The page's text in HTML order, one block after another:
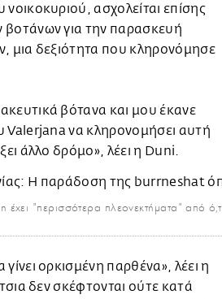
ασχολείται επίσης
βοτάνων για την παρασκευή
μια δεξιότητα που κληρονόμησε
βότανα και μου έκανε
Valerjana να κληρονομήσει αυτή
άλλο δρόμο», λέει η Duni.
"περισσότερα πλεονεκτήματα" από
ορκισμένη παρθένα», λέει η
δεν σκέφτονται ούτε κατά